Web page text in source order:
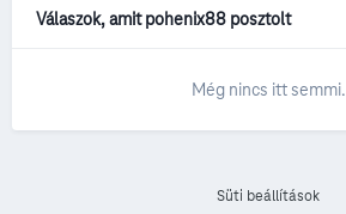
Válaszok, amit pohenix88 posztolt
Még nincs itt semmi.
Süti beállítások